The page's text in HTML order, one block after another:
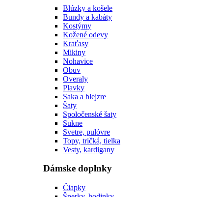
Blúzky a košele
Bundy a kabáty
Kostýmy
Kožené odevy
Kraťasy
Mikiny
Nohavice
Obuv
Overaly
Plavky
Saka a blejzre
Šaty
Spoločenské šaty
Sukne
Svetre, pulóvre
Topy, tričká, tielka
Vesty, kardigany
Dámske doplnky
Čiapky